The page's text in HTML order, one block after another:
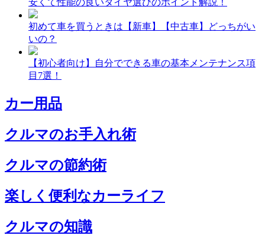
安くて性能の良いタイヤ選びのポイント解説！
初めて車を買うときは【新車】【中古車】どっちがい
いの？
【初心者向け】自分でできる車の基本メンテナンス項
目7選！
カー用品
クルマのお手入れ術
クルマの節約術
楽しく便利なカーライフ
クルマの知識